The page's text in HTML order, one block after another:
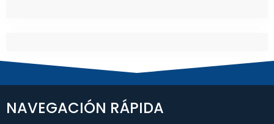
NAVEGACIÓN RÁPIDA